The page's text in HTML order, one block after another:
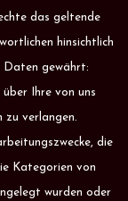
das geltende
hinsichtlich
Daten gewährt:
Ihre von uns
zu verlangen.
die
Kategorien von
wurden oder